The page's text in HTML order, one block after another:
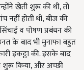
खेती शुरू की थी, तो
नहीं होती थी, बीज की
व पोषण प्रबंधन की
के बाद भी मुनाफा बहुत
इकट्ठा की. इसके बाद
किया, और अच्छी